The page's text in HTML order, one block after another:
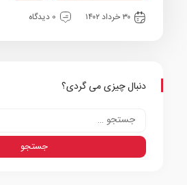
۳۰ خرداد ۱۴۰۲
0 دیدگاه
دنبال چیزی می گردی؟